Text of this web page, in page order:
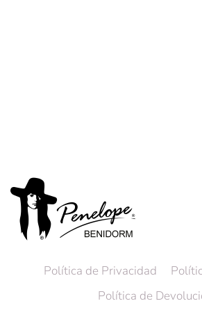
Política de Privacidad
Política de